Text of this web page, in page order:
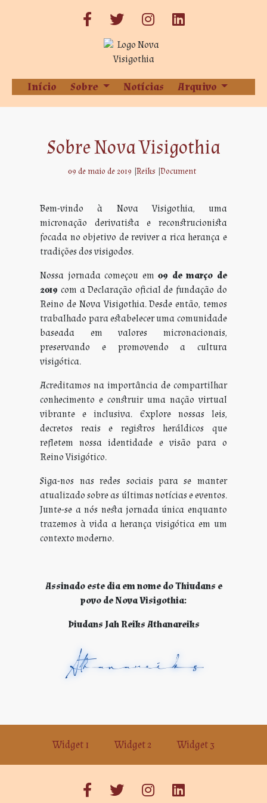
Início Sobre Notícias Arquivo
Sobre Nova Visigothia
09 de maio de 2019 |Reiks |Document
Bem-vindo à Nova Visigothia, uma
micronação derivatista e reconstrucionista
focada no objetivo de reviver a rica herança e
tradições dos visigodos.
Nossa jornada começou em09 de março de
2019 com a Declaração oficial de fundação do
Reino de Nova Visigothia. Desde então, temos
trabalhado para estabelecer uma comunidade
baseada em valores micronacionais,
preservando e promovendo a cultura
visigótica.
Acreditamos na importância de compartilhar
conhecimento e construir uma nação virtual
vibrante e inclusiva. Explore nossas leis,
decretos reais e registros heráldicos que
refletem nossa identidade e visão para o
Reino Visigótico.
Siga-nos nas redes sociais para se manter
atualizado sobre as últimas notícias e eventos.
Junte-se a nós nesta jornada única enquanto
trazemos à vida a herança visigótica em um
contexto moderno.
Assinado este dia em nome do Thiudans e
povo de Nova Visigothia:
Þiudans Jah Reiks Athanareiks
Widget 1 Widget 2 Widget 3